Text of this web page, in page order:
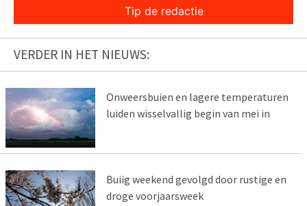
Tip de redactie
VERDER IN HET NIEUWS:
Onweersbuien en lagere temperaturen
luiden wisselvallig begin van mei in
Buiig weekend gevolgd door rustige en
droge voorjaarsweek